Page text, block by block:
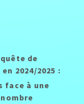
de
2024/2025 :
à une